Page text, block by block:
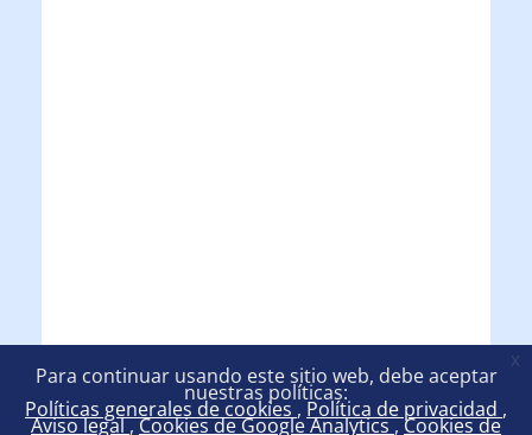
Para continuar usando este sitio web, debe aceptar
nuestras políticas:
Políticas generales de cookies Política de privacidad
Aviso legal Cookies de Google Analytics Cookies de
x